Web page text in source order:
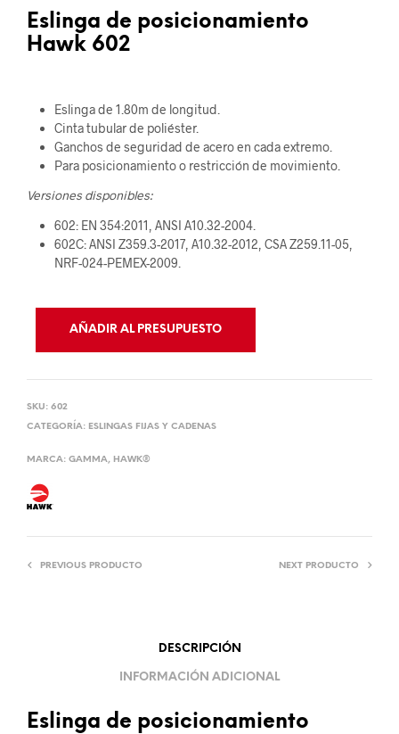
Eslinga de posicionamiento
Hawk 602
Eslinga de 1.80m de longitud.
Cinta tubular de poliéster.
Ganchos de seguridad de acero en cada extremo.
Para posicionamiento o restricción de movimiento.
Versiones disponibles:
602: EN 354:2011, ANSI A10.32-2004.
602C: ANSI Z359.3-2017, A10.32-2012, CSA Z259.11-05,
NRF-024-PEMEX-2009.
AÑADIR AL PRESUPUESTO
SKU: 602
CATEGORÍA: ESLINGAS FIJAS Y CADENAS
MARCA: GAMMA, HAWK®
PREVIOUS PRODUCTO NEXT PRODUCTO
DESCRIPCIÓN
INFORMACIÓN ADICIONAL
Eslinga de posicionamiento